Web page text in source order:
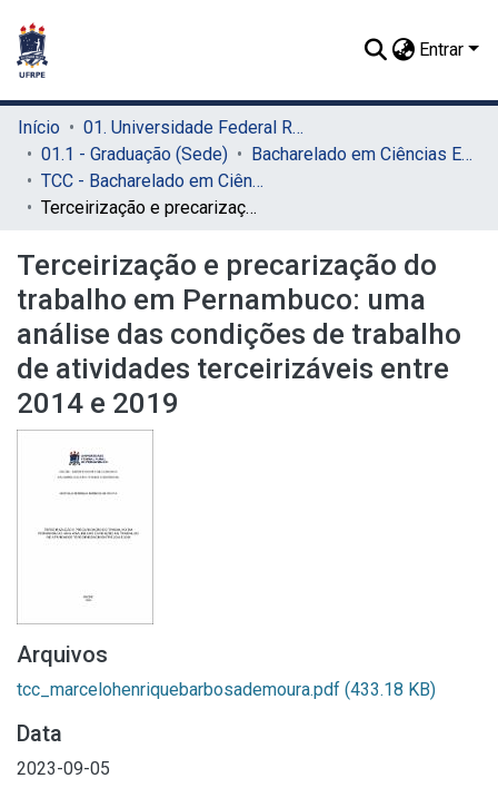
Entrar
Início
01. Universidade Federal Rural de Pernambuco - UFRPE (Sede)
01.1 - Graduação (Sede)
Bacharelado em Ciências Econômicas (Sede)
TCC - Bacharelado em Ciências Econômicas (Sede)
Terceirização e precarização do trabalho em Pernambuco: uma análise das condições de trabalho de atividades terceirizáveis entre 2014 e 2019
Terceirização e precarização do
trabalho em Pernambuco: uma
análise das condições de trabalho
de atividades terceirizáveis entre
2014 e 2019
Arquivos
tcc_marcelohenriquebarbosademoura.pdf (433.18 KB)
Data
2023-09-05